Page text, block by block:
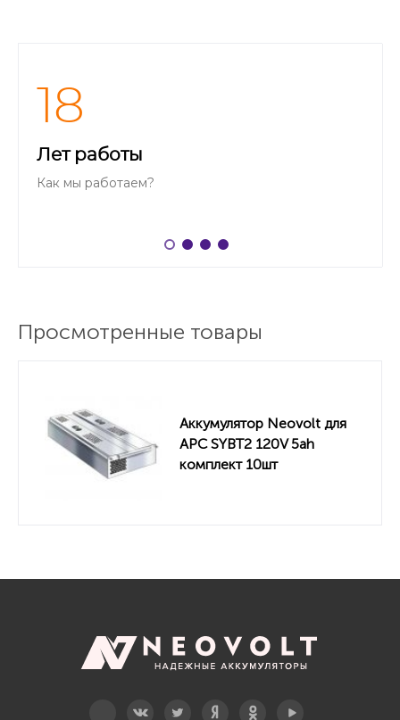
18
Лет работы
Как мы работаем?
Просмотренные товары
Аккумулятор Neovolt для
APC SYBT2 120V 5ah
комплект 10шт